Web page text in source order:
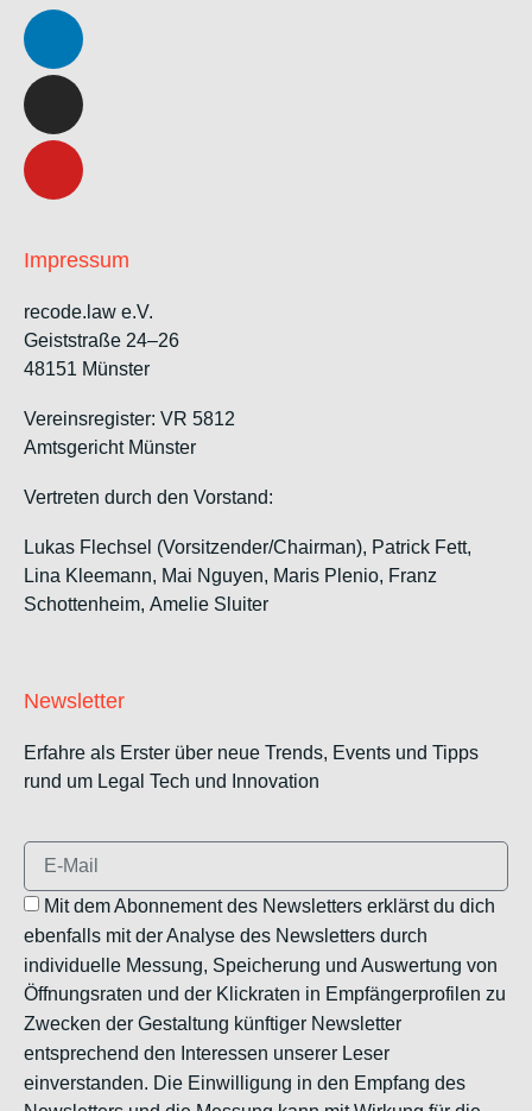
Impressum
recode.law e.V.
Geiststraße 24–26
48151 Münster
Vereinsregister: VR 5812
Amtsgericht Münster
Vertreten durch den Vorstand:
Lukas Flechsel (Vorsitzender/Chairman), Patrick Fett,
Lina Kleemann, Mai Nguyen, Maris Plenio, Franz
Schottenheim, Amelie Sluiter
Newsletter
Erfahre als Erster über neue Trends, Events und Tipps
rund um Legal Tech und Innovation
Mit dem Abonnement des Newsletters erklärst du dich
ebenfalls mit der Analyse des Newsletters durch
individuelle Messung, Speicherung und Auswertung von
Öffnungsraten und der Klickraten in Empfängerprofilen zu
Zwecken der Gestaltung künftiger Newsletter
entsprechend den Interessen unserer Leser
einverstanden. Die Einwilligung in den Empfang des